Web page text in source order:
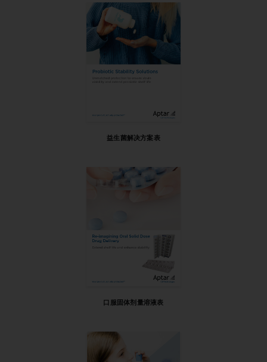
益生菌解决方案表
口服固体剂量溶液表